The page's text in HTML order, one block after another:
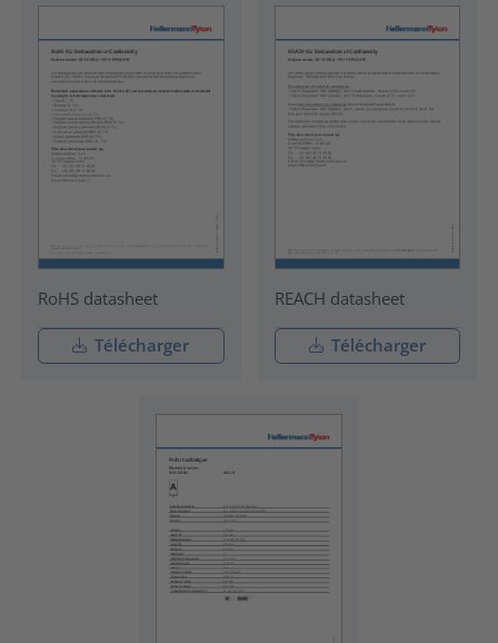
RoHS datasheet
Télécharger
REACH datasheet
Télécharger